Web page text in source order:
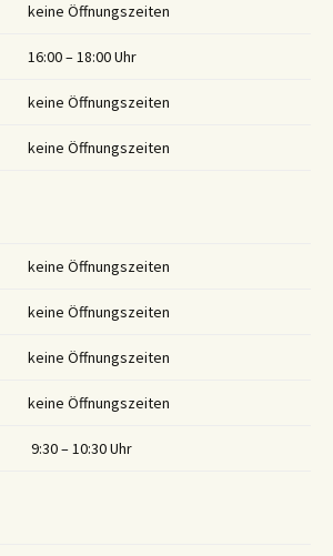
keine Öffnungszeiten
16:00 – 18:00 Uhr
keine Öffnungszeiten
keine Öffnungszeiten
keine Öffnungszeiten
keine Öffnungszeiten
keine Öffnungszeiten
keine Öffnungszeiten
9:30 – 10:30 Uhr